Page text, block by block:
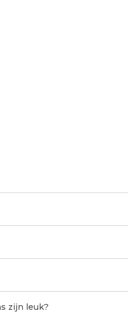
zijn leuk?